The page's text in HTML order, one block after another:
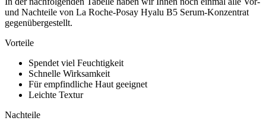
und Nachteile von La Roche-Posay Hyalu B5 Serum-Konzentrat
gegenübergestellt.
Vorteile
Spendet viel Feuchtigkeit
Schnelle Wirksamkeit
Für empfindliche Haut geeignet
Leichte Textur
Nachteile